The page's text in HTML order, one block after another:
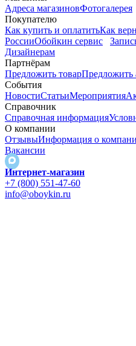
Адреса магазиновФотогалерея
Покупателю
Как купить и оплатитьКак
РоссииОбойкин сервис
Дизайнерам
Партнёрам
Предложить товарПредложить
События
НовостиСтатьиМероприятия
Справочник
Справочная информация
О компании
ОтзывыИнформация о
Вакансии
Интернет-магазин
+7 (800) 551-47-60
info@oboykin.ru